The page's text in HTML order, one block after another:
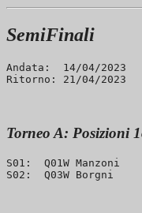
SemiFinali
Andata:  14/04/2023
Torneo A: Posizioni
S01:  Q01W